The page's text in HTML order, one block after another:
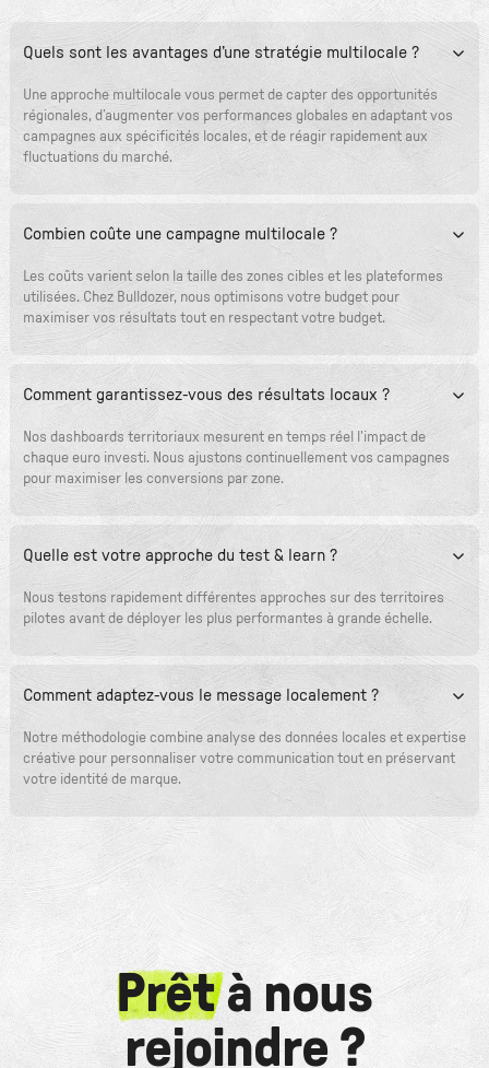
Quels sont les avantages d’une stratégie multilocale ?
Une approche multilocale vous permet de capter des opportunités
régionales, d’augmenter vos performances globales en adaptant vos
campagnes aux spécificités locales, et de réagir rapidement aux
fluctuations du marché.
Combien coûte une campagne multilocale ?
Les coûts varient selon la taille des zones cibles et les plateformes
utilisées. Chez Bulldozer, nous optimisons votre budget pour
maximiser vos résultats tout en respectant votre budget.
Comment garantissez-vous des résultats locaux ?
Nos dashboards territoriaux mesurent en temps réel l'impact de
chaque euro investi. Nous ajustons continuellement vos campagnes
pour maximiser les conversions par zone.
Quelle est votre approche du test & learn ?
Nous testons rapidement différentes approches sur des territoires
pilotes avant de déployer les plus performantes à grande échelle.
Comment adaptez-vous le message localement ?
Notre méthodologie combine analyse des données locales et expertise
créative pour personnaliser votre communication tout en préservant
votre identité de marque.
Prêtà nous
rejoindre ?